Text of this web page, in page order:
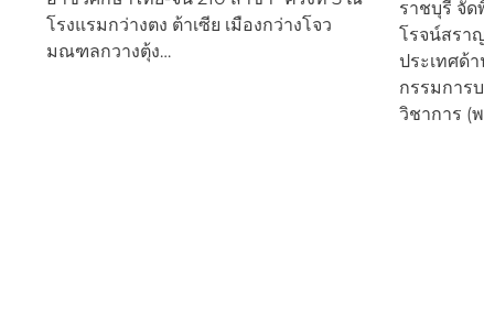
โรงแรมกว่างตง ต้าเซีย เมืองกว่างโจว
มณฑลกวางตุ้ง…
ราชบุรี จั
โรจน์สรา
ประเทศด้
กรรมการ
วิชาการ (